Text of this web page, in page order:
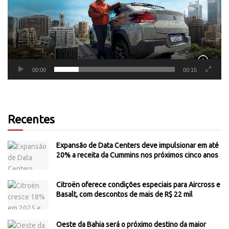
00:00 00:15
Recentes
Expansão de Data Centers deve impulsionar em até
20% a receita da Cummins nos próximos cinco anos
Citroën oferece condições especiais para Aircross e
Basalt, com descontos de mais de R$ 22 mil
Oeste da Bahia será o próximo destino da maior